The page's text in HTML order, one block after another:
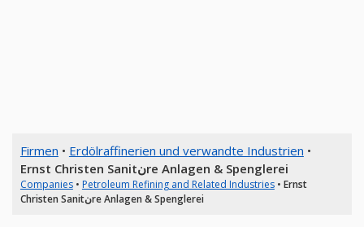
Firmen • Erdölraffinerien und verwandte Industrien •
Ernst Christen Sanitنre Anlagen & Spenglerei
Companies• Petroleum Refining and Related Industries• Ernst
Christen Sanitنre Anlagen & Spenglerei